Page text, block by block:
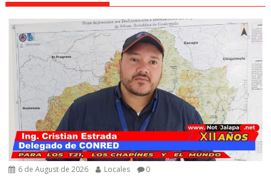
6 de August de 2026 Locales 0